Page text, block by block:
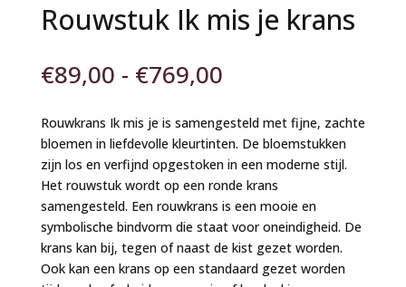
Rouwstuk Ik mis je krans
€89,00 - €769,00Prijsklasse:
tot
€769,00
Rouwkrans Ik mis je is samengesteld met fijne, zachte
bloemen in liefdevolle kleurtinten. De bloemstukken
zijn los en verfijnd opgestoken in een moderne stijl.
Het rouwstuk wordt op een ronde krans
samengesteld. Een rouwkrans is een mooie en
symbolische bindvorm die staat voor oneindigheid. De
krans kan bij, tegen of naast de kist gezet worden.
Ook kan een krans op een standaard gezet worden